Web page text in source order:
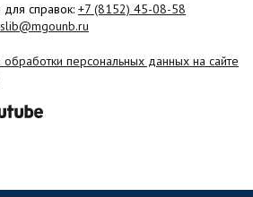
справок: +7 (8152) 45-08-58
обработки персональных данных на сайте